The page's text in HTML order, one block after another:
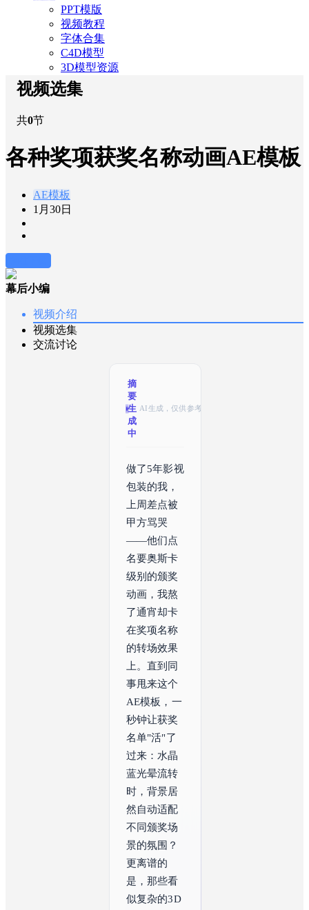
PPT模版
视频教程
字体合集
C4D模型
3D模型资源
视频选集
共0节
各种奖项获奖名称动画AE模板
AE模板
1月30日
幕后小编
视频介绍
视频选集
交流讨论
摘
要
生
成
中
AI生成，仅供参考
做了5年影视
包装的我，
上周差点被
甲方骂哭
——他们点
名要奥斯卡
级别的颁奖
动画，我熬
了通宵却卡
在奖项名称
的转场效果
上。直到同
事甩来这个
AE模板，一
秒钟让获奖
名单"活"了
过来：水晶
蓝光晕流转
时，背景居
然自动适配
不同颁奖场
景的氛围？
更离谱的
是，那些看
似复杂的3D